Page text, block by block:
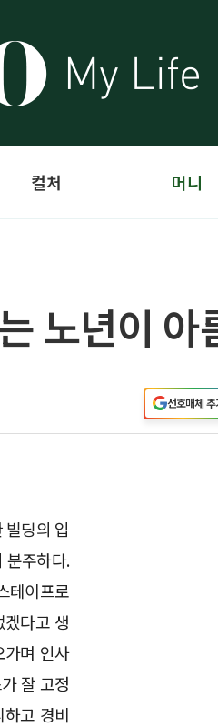
컬처 머니
노년이 아
선호매체 추
딩의 입
분주하다.
테이프로
다고 생
가며 인사
잘 고정
고 경비